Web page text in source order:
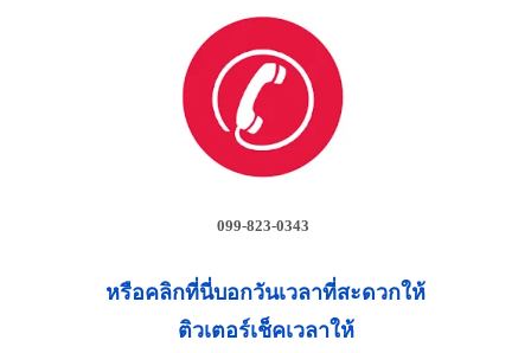
099-823-0343
หรือคลิกที่นี่บอกวันเวลาที่สะดวกให้
ติวเตอร์เช็คเวลาให้